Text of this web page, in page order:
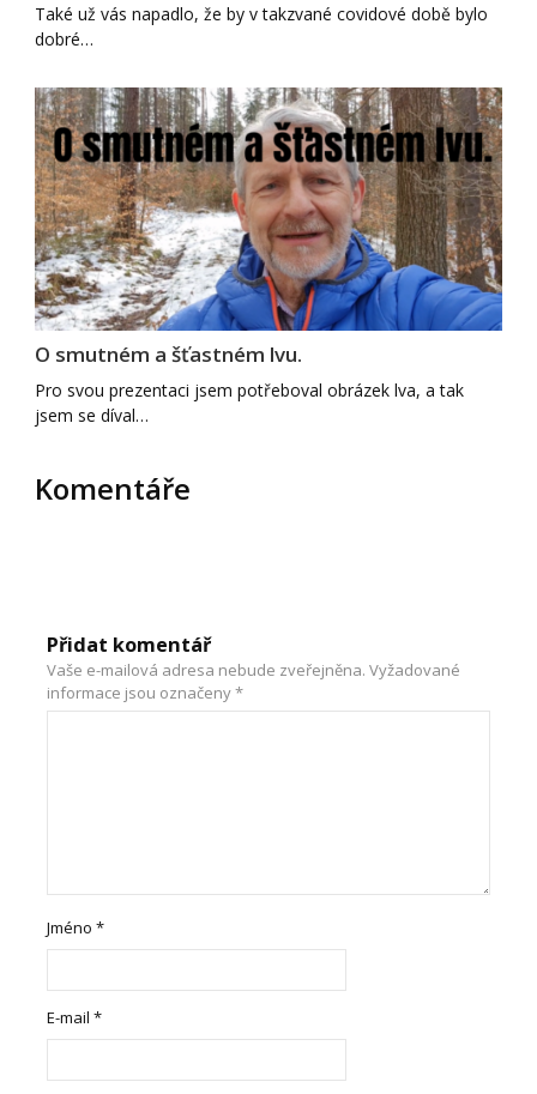
Také už vás napadlo, že by v takzvané covidové době bylo
dobré…
O smutném a šťastném lvu.
Pro svou prezentaci jsem potřeboval obrázek lva, a tak
jsem se díval…
Komentáře
Přidat komentář
Vaše e-mailová adresa nebude zveřejněna. Vyžadované
informace jsou označeny*
Jméno*
E-mail*